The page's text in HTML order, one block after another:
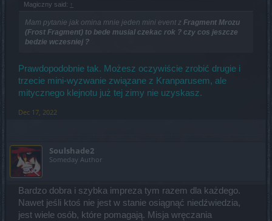
Magiczny said: ↑
Mam pytanie jak omina mnie jeden mini event z Fragment Mrozu
(Frost Fragment) to bede musial czekac rok ? czy cos jeszcze
bedzie wczesniej ?
Prawdopodobnie tak. Możesz oczywiście zrobić drugie i
trzecie mini-wyzwanie związane z Kranparusem, ale
mitycznego klejnotu już tej zimy nie uzyskasz.
Dec 17, 2022
Soulshade2
Someday Author
Bardzo dobra i szybka impreza tym razem dla każdego.
Nawet jeśli ktoś nie jest w stanie osiągnąć niedźwiedzia,
jest wiele osób, które pomagają. Misja wręczania